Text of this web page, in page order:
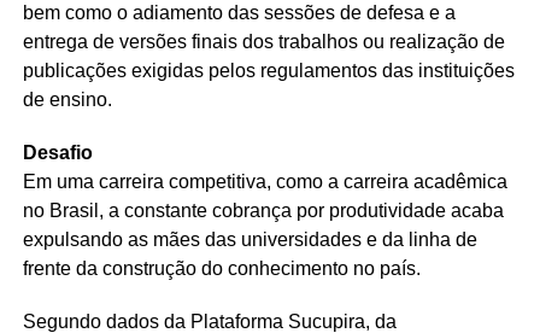
bem como o adiamento das sessões de defesa e a
entrega de versões finais dos trabalhos ou realização de
publicações exigidas pelos regulamentos das instituições
de ensino.
Desafio
Em uma carreira competitiva, como a carreira acadêmica
no Brasil, a constante cobrança por produtividade acaba
expulsando as mães das universidades e da linha de
frente da construção do conhecimento no país.
Segundo dados da Plataforma Sucupira, da